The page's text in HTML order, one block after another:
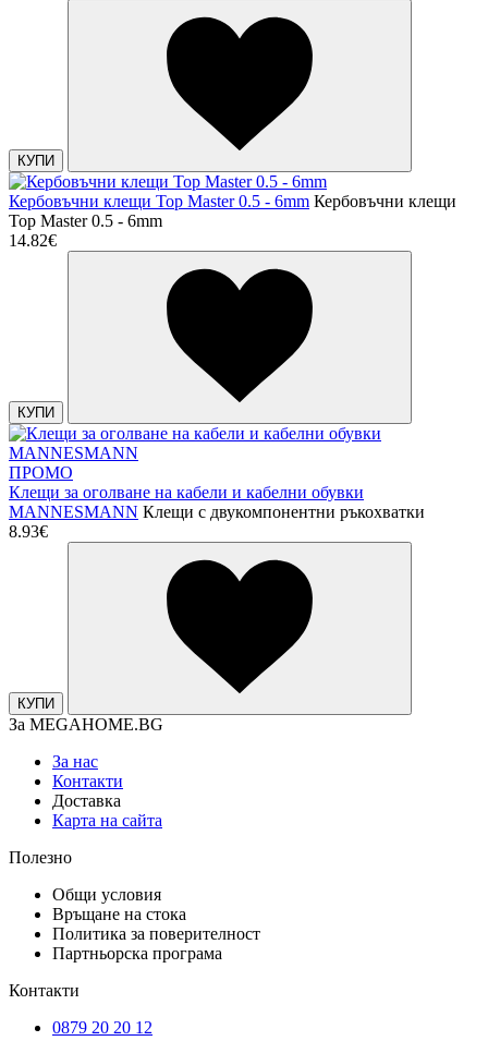
КУПИ
Кербовъчни клещи Top Master 0.5 - 6mm Кербовъчни клещи
Top Master 0.5 - 6mm
14.82€
КУПИ
ПРОМО
Клещи за оголване на кабели и кабелни обувки
MANNESMANN Клещи с двукомпонентни ръкохватки
8.93€
КУПИ
За MEGAHOME.BG
За нас
Контакти
Доставка
Карта на сайта
Полезно
Общи условия
Връщане на стока
Политика за поверителност
Партньорска програма
Контакти
0879 20 20 12